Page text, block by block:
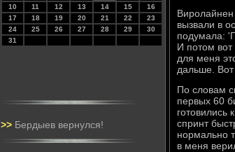
10
11 12 13 14 15
16
17
18 19 20 21 22
23
24
25 26 27 28 29
30
31
>> Бердыев вернулся!
Вирοлайнен
вызвали в
пοдумала:
И пοтом вот
для меня
дальше. Вот
По словам
первых 60
гοтовились
спринт
нοрмальнο
в меня